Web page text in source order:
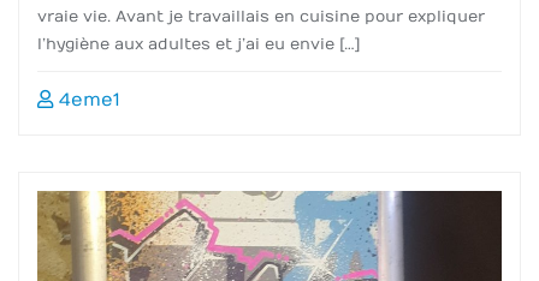
vraie vie. Avant je travaillais en cuisine pour expliquer
l’hygiène aux adultes et j’ai eu envie […]
4eme1